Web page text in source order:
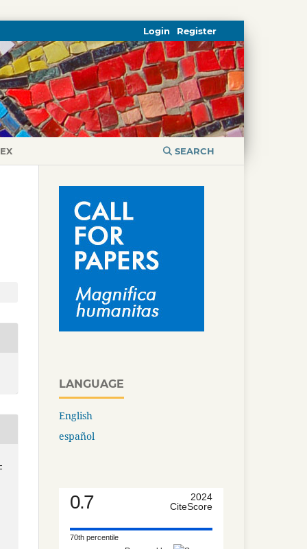
SEARCH
Register
Login
LANGUAGE
English
español
0.7
2024
CiteScore
70th percentile